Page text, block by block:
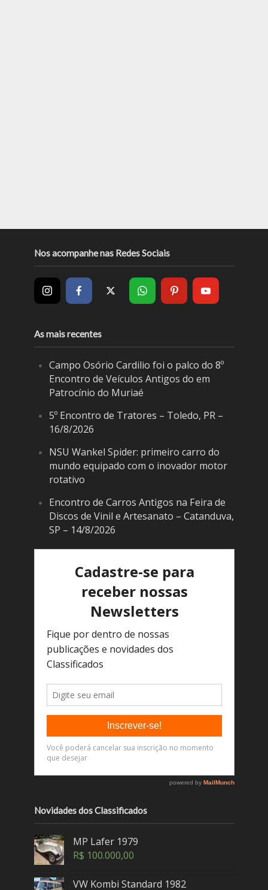
Nos acompanhe nas Redes Sociais
As mais recentes
Campo Osório Cardilio foi o palco do 8º
Encontro de Veículos Antigos do em
Patrocínio do Muriaé
5º Encontro de Tratores – Toledo, PR –
16/8/2026
NSU Wankel Spider: primeiro carro do
mundo equipado com o inovador motor
rotativo
Encontro de Carros Antigos na Feira de
Discos de Vinil e Artesanato – Catanduva,
SP – 14/8/2026
Novidades dos Classificados
MP Lafer 1979
R$ 100.000,00
VW Kombi Standard 1982